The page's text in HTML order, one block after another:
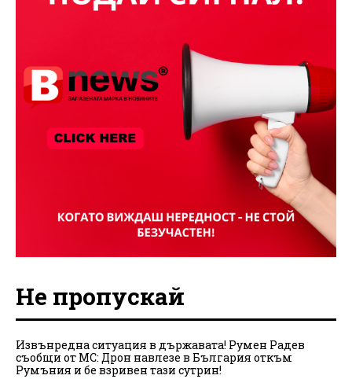
Не пропускай
Извънредна ситуация в държавата! Румен Радев
съобщи от МС: Дрон навлезе в България откъм
Румъния и бе взривен тази сутрин!